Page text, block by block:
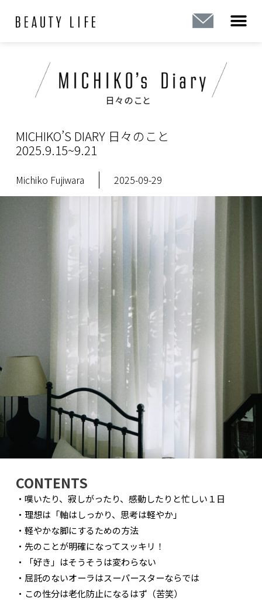
MICHIKO’S DIARY 日々のこと
2025.9.15~9.21
Michiko Fujiwara 2025-09-29
CONTENTS
・嘆いたり、寂しがったり、感動したりと忙しい１日
・理想は「軸はしっかり、思考は軽やか」
・軽やかな脚にするための方法
・先のことが明確になってスッキリ！
・「好き」はそうそうは変わらない
・屈託のないオーラはスーパースターならでは
・この性分は老化防止になるはず（苦笑）